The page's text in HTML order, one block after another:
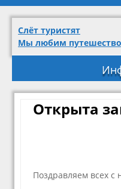
Слёт туристят
Мы любим
Открыта
Поздравляем всех с